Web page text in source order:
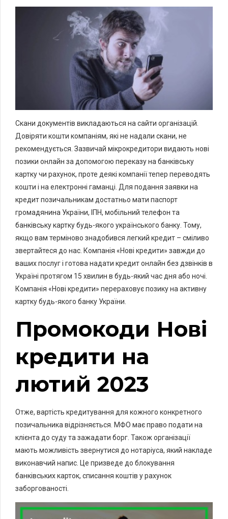
Скани документів викладаються на сайти організацій.
Довіряти кошти компаніям, які не надали скани, не
рекомендується. Зазвичай мікрокредитори видають нові
позики онлайн за допомогою переказу на банківську
картку чи рахунок, проте деякі компанії тепер переводять
кошти і на електронні гаманці. Для подання заявки на
кредит позичальникам достатньо мати паспорт
громадянина України, ІПН, мобільний телефон та
банківську картку будь-якого українського банку. Тому,
якщо вам терміново знадобився легкий кредит – сміливо
звертайтеся до нас. Компанія «Нові кредити» завжди до
ваших послуг і готова надати кредит онлайн без дзвінків в
Україні протягом 15 хвилин в будь-який час дня або ночі.
Компанія «Нові кредити» перераховує позику на активну
картку будь-якого банку України.
Промокоди Нові
кредити на
лютий 2023
Отже, вартість кредитування для кожного конкретного
позичальника відрізняється. МФО має право подати на
клієнта до суду та зажадати борг. Також організації
мають можливість звернутися до нотаріуса, який накладе
виконавчий напис. Це призведе до блокування
банківських карток, списання коштів у рахунок
заборгованості.